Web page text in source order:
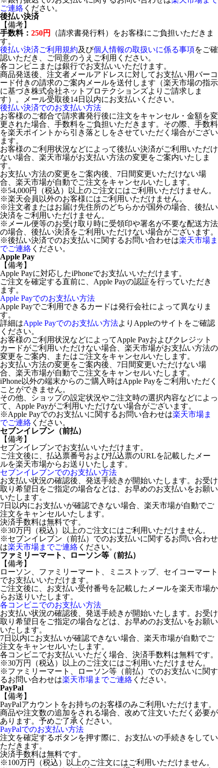
ご連絡 ください。
後払い決済
【備考】
手数料： 250円
（請求書発行料）をお客様にご負担いただきま
す。
後払い決済ご利用規約及び個人情報の取扱いに係る事項をご確
認いただき、ご同意のうえご利用ください。
各コンビニまたは銀行でお支払いいただけます。
商品発送後、注文者メールアドレスに対してお支払い用バーコ
ード付きの請求のご案内メールを送付します（楽天市場の指示
に基づき株式会社ネットプロテクションズよりご請求しま
す）。メール受取後14日以内にお支払いください。
後払い決済でのお支払い方法
お客様のご都合で請求書発行後に注文をキャンセル・金額を変
更された場合、手数料をご負担いただきます。その際、手数料
を楽天ポイントから引き落としをさせていただく場合がござい
ます。
お客様のご利用状況などによって後払い決済がご利用いただけ
ない場合、楽天市場がお支払い方法の変更をご案内いたしま
す。
お支払い方法の変更をご案内後、7日間変更いただけない場
合、楽天市場が自動でご注文をキャンセルいたします。
※54,000円（税込）以上のご注文にはご利用いただけません。
※楽天会員以外のお客様にはご利用いただけません。
※注文者またはお届け先住所のどちらかが国外の場合、後払い
決済をご利用いただけません。
※メール便等のお受け取り時に受領印や署名が不要な配送方法
の場合、後払い決済をご利用いただけない場合がございます。
※後払い決済でのお支払いに関するお問い合わせは楽天市場ま
でご連絡 ください。
Apple Pay
【備考】
Apple Payに対応したiPhoneでお支払いいただけます。
ご注文を確定する直前に、Apple Payの認証を行っていただき
ます。
Apple Payでのお支払い方法
Apple Payでご利用できるカードは発行会社によって異なりま
す。
詳細はApple Payでのお支払い方法よりAppleのサイトをご確認
ください。
お客様のご利用状況などによってApple Payおよびクレジット
カードがご利用いただけない場合、楽天市場がお支払い方法の
変更をご案内、またはご注文をキャンセルいたします。
お支払い方法の変更をご案内後、7日間変更いただけない場
合、楽天市場が自動でご注文をキャンセルいたします。
iPhone以外の端末からのご購入時はApple Payをご利用いただく
ことができません。
その他、ショップの設定状況やご注文時の選択内容などによっ
て、Apple Payがご利用いただけない場合がございます。
※Apple Payでのお支払いに関するお問い合わせは楽天市場ま
でご連絡 ください。
セブンイレブン（前払）
【備考】
セブンイレブンでお支払いいただけます。
ご注文後に、払込票番号および払込票のURLを記載したメー
ルを楽天市場からお送りいたします。
セブンイレブンでのお支払い方法
お支払い状況の確認後、発送手続きが開始いたします。お受け
取り希望日をご指定の場合などは、お早めのお支払いをお願い
いたします。
7日以内にお支払いが確認できない場合、楽天市場が自動でご
注文をキャンセルいたします。
決済手数料は無料です。
※30万円（税込）以上のご注文にはご利用いただけません。
※セブンイレブン（前払）でのお支払いに関するお問い合わせ
は楽天市場までご連絡 ください。
ファミリーマート、ローソン等（前払）
【備考】
ローソン、ファミリーマート、ミニストップ、セイコーマート
でお支払いいただけます。
ご注文後に、お支払い受付番号を記載したメールを楽天市場か
らお送りいたします。
各コンビニでのお支払い方法
お支払い状況の確認後、発送手続きが開始いたします。お受け
取り希望日をご指定の場合などは、お早めのお支払いをお願い
いたします。
7日以内にお支払いが確認できない場合、楽天市場が自動でご
注文をキャンセルいたします。
各コンビニでお支払いいただく場合、決済手数料は無料です。
※30万円（税込）以上のご注文にはご利用いただけません。
※ファミリーマート、ローソン等（前払）でのお支払いに関す
るお問い合わせは楽天市場までご連絡 ください。
PayPal
【備考】
PayPalアカウントをお持ちのお客様のみご利用いただけます。
商品や注文数の追加をされる場合、改めて注文いただく必要が
あります。予めご了承ください。
PayPalでのお支払い方法
注文を確定するボタンを押す際に、お支払いの手続きをしてい
ただきます。
決済手数料は無料です。
※100万円（税込）以上のご注文にはご利用いただけません。